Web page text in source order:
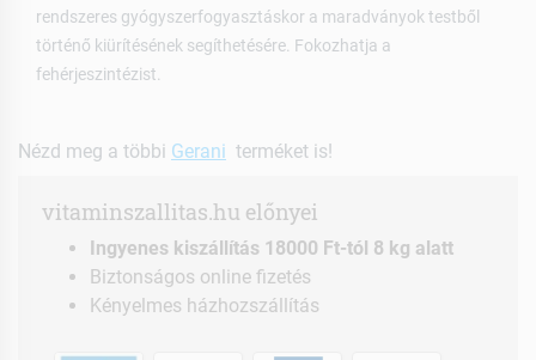
rendszeres gyógyszerfogyasztáskor a maradványok testből
történő kiürítésének segíthetésére. Fokozhatja a
fehérjeszintézist.
Nézd meg a többi Gerani terméket is!
vitaminszallitas.hu előnyei
Ingyenes kiszállítás 18000 Ft-tól 8 kg alatt
Biztonságos online fizetés
Kényelmes házhozszállítás